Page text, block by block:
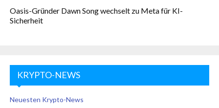
Oasis-Gründer Dawn Song wechselt zu Meta für KI-
Sicherheit
KRYPTO-NEWS
Neuesten Krypto-News